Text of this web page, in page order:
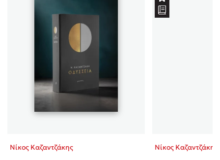
Νίκος Καζαντζάκης Νίκος Καζαντζάκης